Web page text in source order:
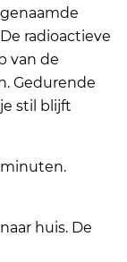
radioactieve
van de
Gedurende
stil blijft
huis. De